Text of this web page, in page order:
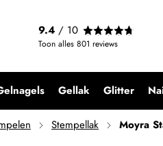
9.4 / 10
Toon alles 801 reviews
Gellak Glitter
Stempellak Moyra
Polish SP19 Light Pink